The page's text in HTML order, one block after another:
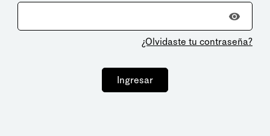
¿Olvidaste tu contraseña?
Ingresar